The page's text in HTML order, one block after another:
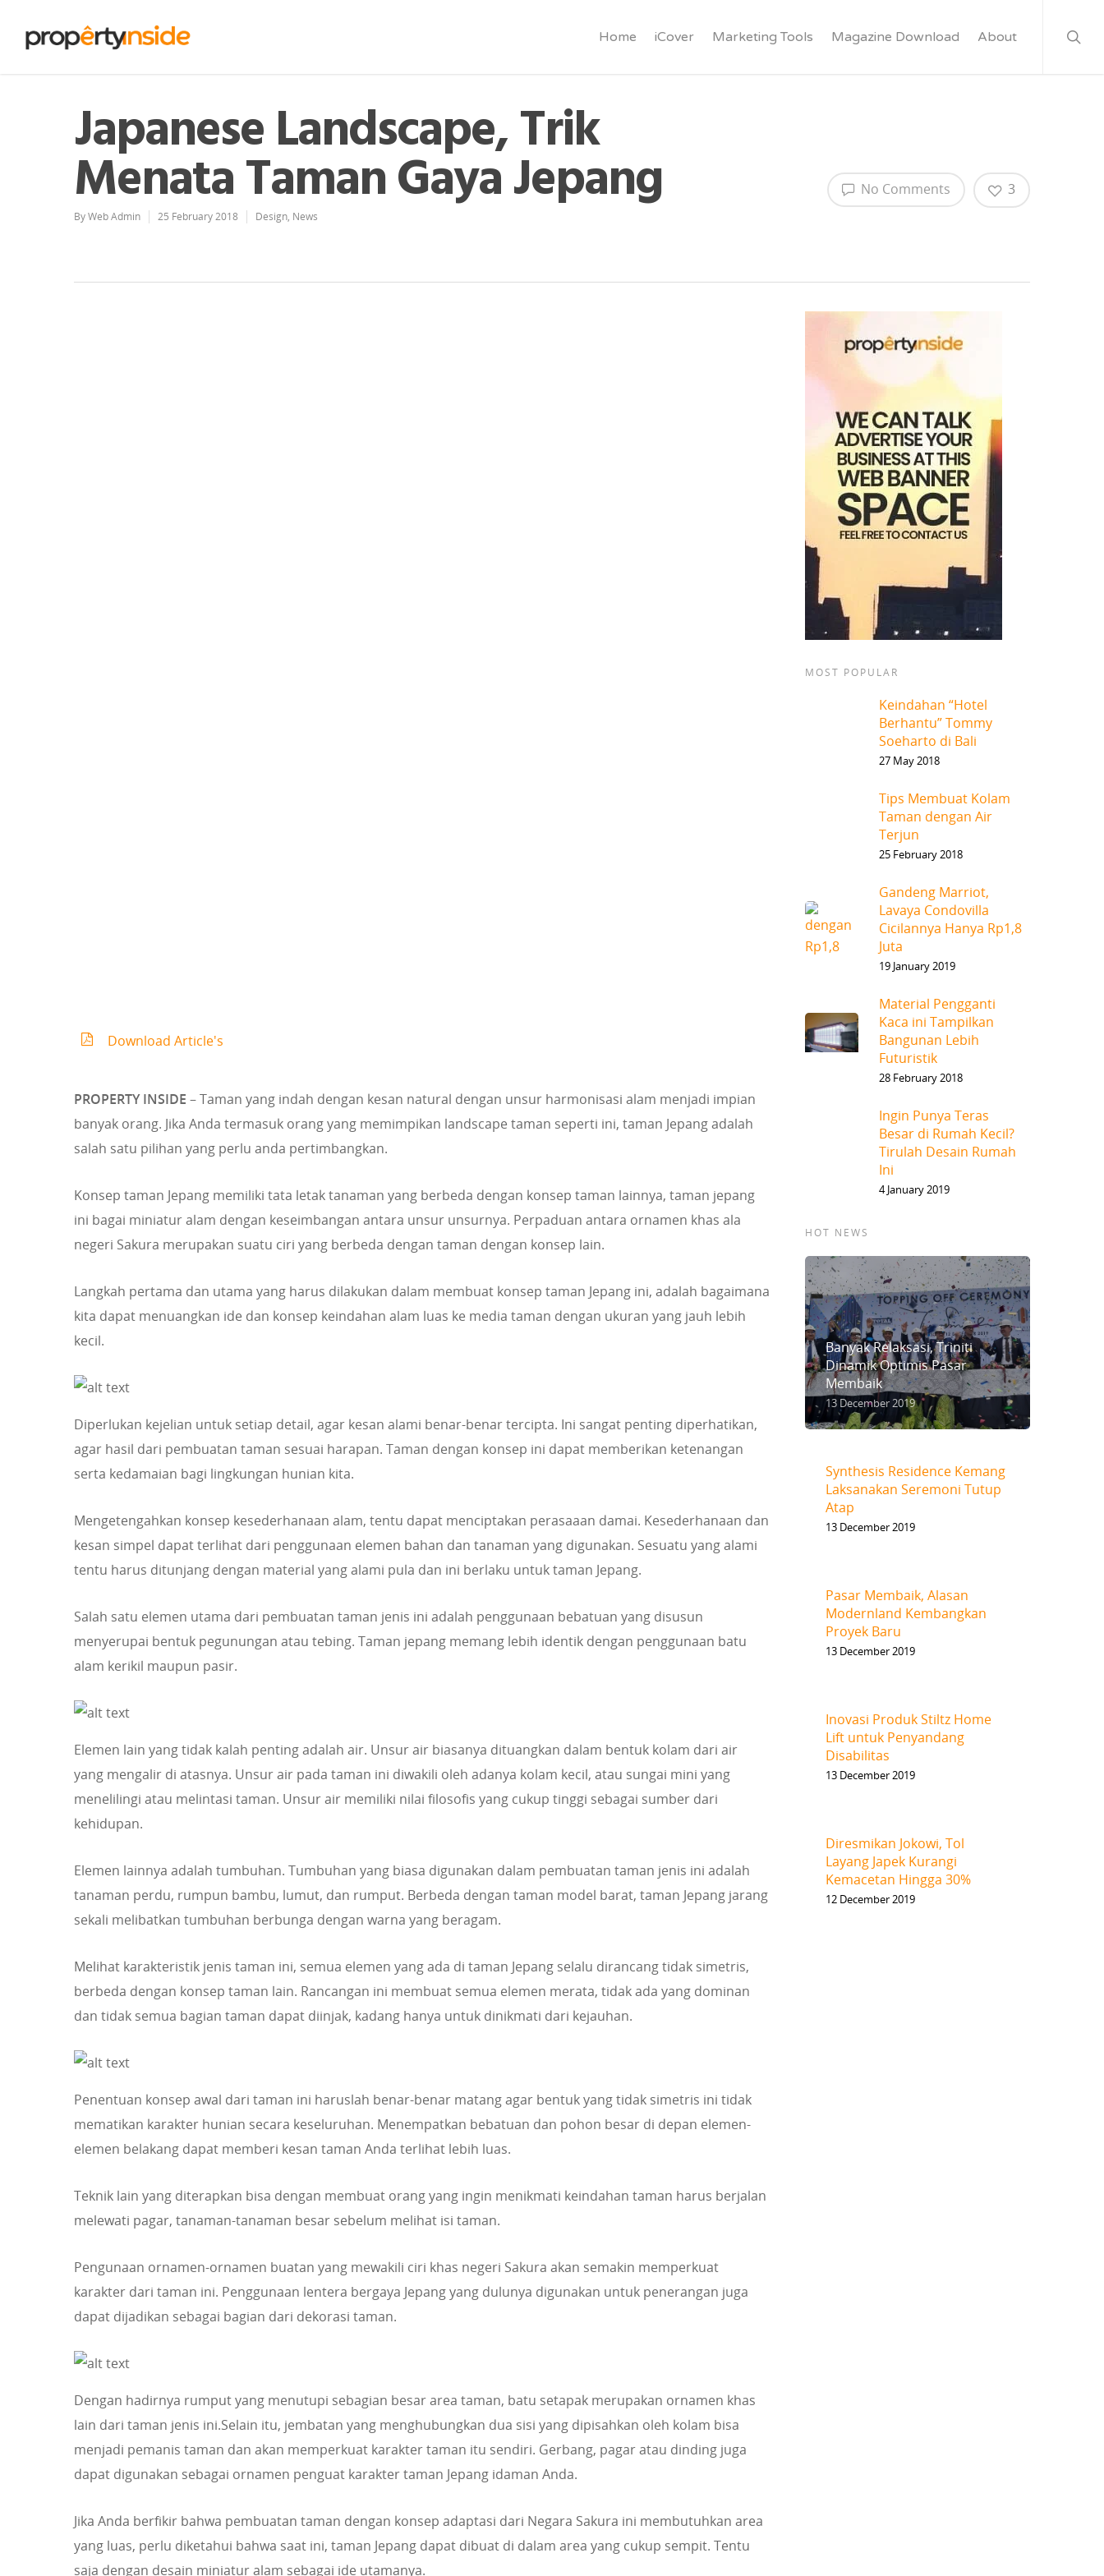
Home iCover Marketing Tools Magazine Download About
Japanese Landscape, Trik
Menata Taman Gaya Jepang
ByWeb Admin 25 February 2018 Design, News
No Comments 3
Download Article's
PROPERTY INSIDE – Taman yang indah dengan kesan natural dengan unsur harmonisasi alam menjadi impian
banyak orang. Jika Anda termasuk orang yang memimpikan landscape taman seperti ini, taman Jepang adalah
salah satu pilihan yang perlu anda pertimbangkan.
Konsep taman Jepang memiliki tata letak tanaman yang berbeda dengan konsep taman lainnya, taman jepang
ini bagai miniatur alam dengan keseimbangan antara unsur unsurnya. Perpaduan antara ornamen khas ala
negeri Sakura merupakan suatu ciri yang berbeda dengan taman dengan konsep lain.
Langkah pertama dan utama yang harus dilakukan dalam membuat konsep taman Jepang ini, adalah bagaimana
kita dapat menuangkan ide dan konsep keindahan alam luas ke media taman dengan ukuran yang jauh lebih
kecil.
Diperlukan kejelian untuk setiap detail, agar kesan alami benar-benar tercipta. Ini sangat penting diperhatikan,
agar hasil dari pembuatan taman sesuai harapan. Taman dengan konsep ini dapat memberikan ketenangan
serta kedamaian bagi lingkungan hunian kita.
Mengetengahkan konsep kesederhanaan alam, tentu dapat menciptakan perasaaan damai. Kesederhanaan dan
kesan simpel dapat terlihat dari penggunaan elemen bahan dan tanaman yang digunakan. Sesuatu yang alami
tentu harus ditunjang dengan material yang alami pula dan ini berlaku untuk taman Jepang.
Salah satu elemen utama dari pembuatan taman jenis ini adalah penggunaan bebatuan yang disusun
menyerupai bentuk pegunungan atau tebing. Taman jepang memang lebih identik dengan penggunaan batu
alam kerikil maupun pasir.
Elemen lain yang tidak kalah penting adalah air. Unsur air biasanya dituangkan dalam bentuk kolam dari air
yang mengalir di atasnya. Unsur air pada taman ini diwakili oleh adanya kolam kecil, atau sungai mini yang
menelilingi atau melintasi taman. Unsur air memiliki nilai filosofis yang cukup tinggi sebagai sumber dari
kehidupan.
Elemen lainnya adalah tumbuhan. Tumbuhan yang biasa digunakan dalam pembuatan taman jenis ini adalah
tanaman perdu, rumpun bambu, lumut, dan rumput. Berbeda dengan taman model barat, taman Jepang jarang
sekali melibatkan tumbuhan berbunga dengan warna yang beragam.
Melihat karakteristik jenis taman ini, semua elemen yang ada di taman Jepang selalu dirancang tidak simetris,
berbeda dengan konsep taman lain. Rancangan ini membuat semua elemen merata, tidak ada yang dominan
dan tidak semua bagian taman dapat diinjak, kadang hanya untuk dinikmati dari kejauhan.
Penentuan konsep awal dari taman ini haruslah benar-benar matang agar bentuk yang tidak simetris ini tidak
mematikan karakter hunian secara keseluruhan. Menempatkan bebatuan dan pohon besar di depan elemen-
elemen belakang dapat memberi kesan taman Anda terlihat lebih luas.
Teknik lain yang diterapkan bisa dengan membuat orang yang ingin menikmati keindahan taman harus berjalan
melewati pagar, tanaman-tanaman besar sebelum melihat isi taman.
Pengunaan ornamen-ornamen buatan yang mewakili ciri khas negeri Sakura akan semakin memperkuat
karakter dari taman ini. Penggunaan lentera bergaya Jepang yang dulunya digunakan untuk penerangan juga
dapat dijadikan sebagai bagian dari dekorasi taman.
Dengan hadirnya rumput yang menutupi sebagian besar area taman, batu setapak merupakan ornamen khas
lain dari taman jenis ini.Selain itu, jembatan yang menghubungkan dua sisi yang dipisahkan oleh kolam bisa
menjadi pemanis taman dan akan memperkuat karakter taman itu sendiri. Gerbang, pagar atau dinding juga
dapat digunakan sebagai ornamen penguat karakter taman Jepang idaman Anda.
Jika Anda berfikir bahwa pembuatan taman dengan konsep adaptasi dari Negara Sakura ini membutuhkan area
yang luas, perlu diketahui bahwa saat ini, taman Jepang dapat dibuat di dalam area yang cukup sempit. Tentu
saja dengan desain miniatur alam sebagai ide utamanya.
MOST POPULAR
Keindahan “Hotel
Berhantu” Tommy
Soeharto di Bali
27 May 2018
Tips Membuat Kolam
Taman dengan Air
Terjun
25 February 2018
Gandeng Marriot,
Lavaya Condovilla
Cicilannya Hanya Rp1,8
Juta
19 January 2019
Material Pengganti
Kaca ini Tampilkan
Bangunan Lebih
Futuristik
28 February 2018
Ingin Punya Teras
Besar di Rumah Kecil?
Tirulah Desain Rumah
Ini
4 January 2019
HOT NEWS
Banyak Relaksasi, Triniti
Dinamik Optimis Pasar
Membaik
13 December 2019
Synthesis Residence Kemang
Laksanakan Seremoni Tutup
Atap
13 December 2019
Pasar Membaik, Alasan
Modernland Kembangkan
Proyek Baru
13 December 2019
Inovasi Produk Stiltz Home
Lift untuk Penyandang
Disabilitas
13 December 2019
Diresmikan Jokowi, Tol
Layang Japek Kurangi
Kemacetan Hingga 30%
12 December 2019